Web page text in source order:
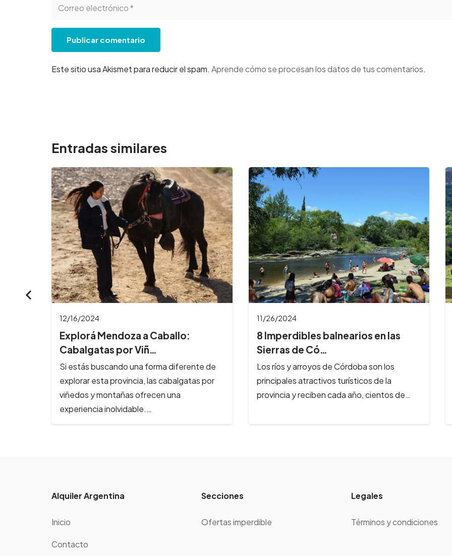
Publicar comentario
Este sitio usa Akismet para reducir el spam. Aprende cómo se procesan los datos de tus comentarios.
Entradas similares
11/26/2024
8 Imperdibles balnearios en las
Sierras de Có…
Los ríos y arroyos de Córdoba son los
principales atractivos turísticos de la
provincia y reciben cada año, cientos de…
11/20/2024
5 destinos de Catamarca para
descubrir
Catamarca es una joya oculta que vale la
pena descubrir. Con una infinidad de
paisajes, invita a los turistas a…
Alquiler Argentina
Inicio
Contacto
Secciones
Ofertas imperdible
Legales
Términos y condiciones